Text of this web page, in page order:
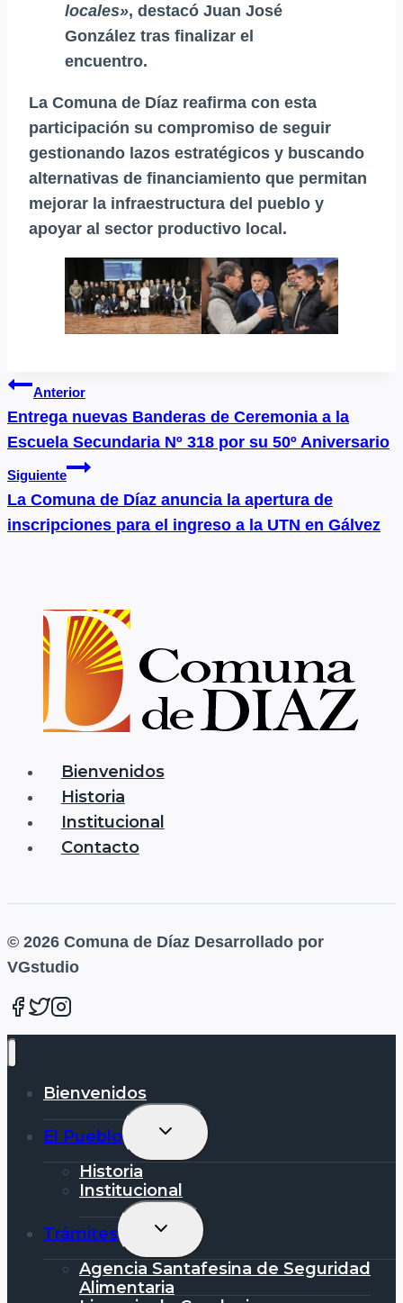
locales», destacó Juan José
González tras finalizar el
encuentro.
La Comuna de Díaz reafirma con esta
participación su compromiso de seguir
gestionando lazos estratégicos y buscando
alternativas de financiamiento que permitan
mejorar la infraestructura del pueblo y
apoyar al sector productivo local.
Navegación
de
entradas
Anterior
Entrega nuevas Banderas de Ceremonia a la
Escuela Secundaria Nº 318 por su 50º Aniversario
Siguiente
La Comuna de Díaz anuncia la apertura de
inscripciones para el ingreso a la UTN en Gálvez
Bienvenidos
Historia
Institucional
Contacto
© 2026 Comuna de Díaz Desarrollado por
VGstudio
Bienvenidos
El Pueblo
Alternar
Menú
Historia
Institucional
Trámites
Alternar
Menú
Agencia Santafesina de Seguridad
Alimentaria